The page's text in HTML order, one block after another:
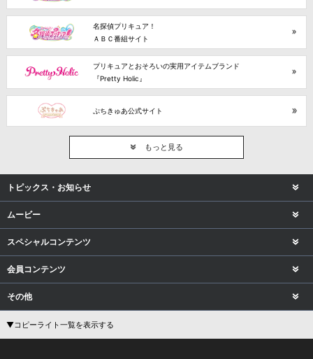
名探偵プリキュア！
ＡＢＣ番組サイト
プリキュアとおそろいの実用アイテムブランド
『Pretty Holic』
ぷちきゅあ公式サイト
もっと見る
トピックス・お知らせ
ムービー
スペシャルコンテンツ
会員コンテンツ
その他
▼コピーライト一覧を表示する